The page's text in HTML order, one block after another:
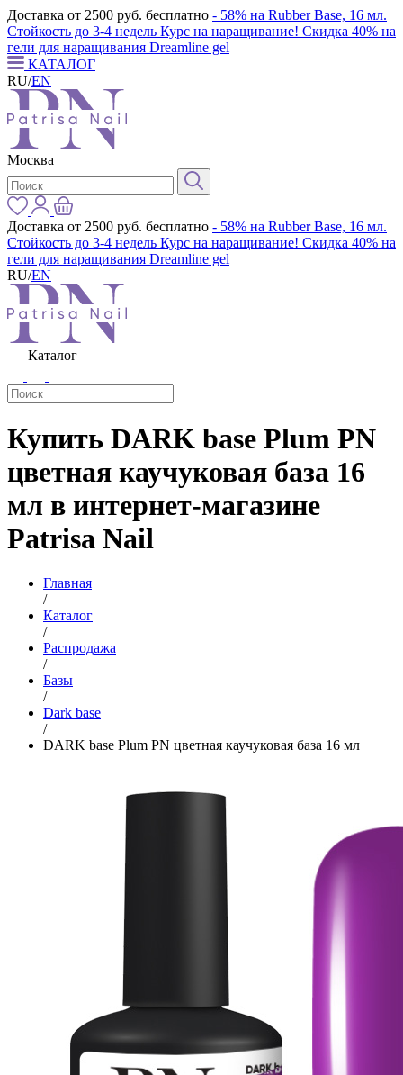
Доставка от 2500 руб. бесплатно - 58% на Rubber Base, 16 мл.
Стойкость до 3-4 недель Курс на наращивание! Скидка 40% на
гели для наращивания Dreamline gel
КАТАЛОГ
RU/EN
Москва
Доставка от 2500 руб. бесплатно - 58% на Rubber Base, 16 мл.
Стойкость до 3-4 недель Курс на наращивание! Скидка 40% на
гели для наращивания Dreamline gel
RU/EN
Каталог
Купить DARK base Plum PN
цветная каучуковая база 16
мл в интернет-магазине
Patrisa Nail
Главная
/
Каталог
/
Распродажа
/
Базы
/
Dark base
/
DARK base Plum PN цветная каучуковая база 16 мл